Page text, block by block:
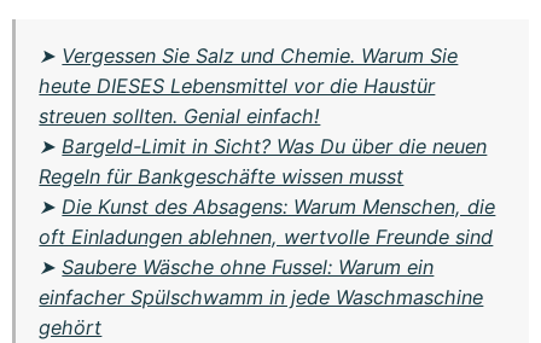
➤ Vergessen Sie Salz und Chemie. Warum Sie
heute DIESES Lebensmittel vor die Haustür
streuen sollten. Genial einfach!
➤ Bargeld-Limit in Sicht? Was Du über die neuen
Regeln für Bankgeschäfte wissen musst
➤ Die Kunst des Absagens: Warum Menschen, die
oft Einladungen ablehnen, wertvolle Freunde sind
➤Saubere Wäsche ohne Fussel: Warum ein
einfacher Spülschwamm in jede Waschmaschine
gehört